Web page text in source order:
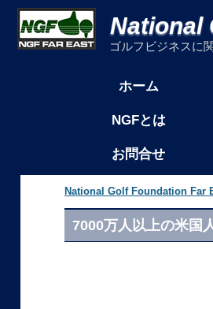
National
ゴルフビジネスに
メインメニュー
コンテンツへ移動ホーム
NGFとは
お問合せ
National Golf Foundation Far
7000万人以上の米国